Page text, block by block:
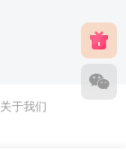
关于我们